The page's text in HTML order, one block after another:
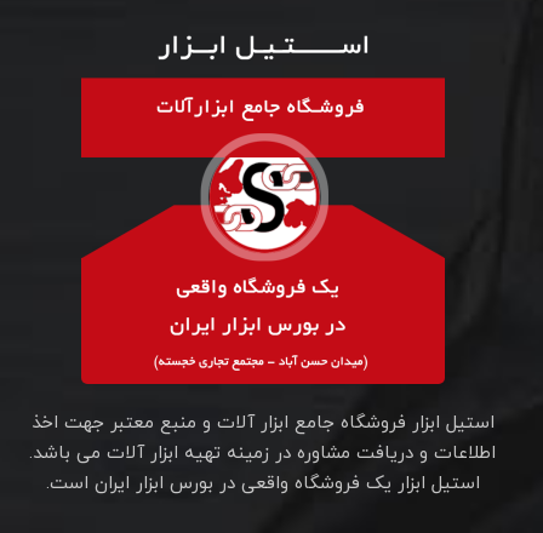
استیل ابزار فروشگاه جامع ابزار آلات و منبع معتبر جهت اخذ
اطلاعات و دریافت مشاوره در زمینه تهیه ابزار آلات می باشد.
استیل ابزار یک فروشگاه واقعی در بورس ابزار ایران است.